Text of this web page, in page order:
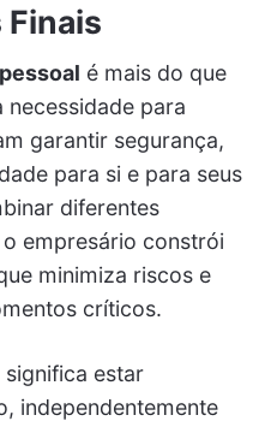
é mais do que
necessidade para
garantir segurança,
para si e para seus
diferentes
empresário constrói
minimiza riscos e
críticos.
estar
independentemente